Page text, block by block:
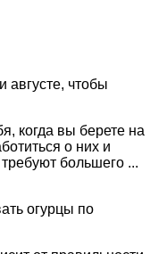
августе, чтобы
когда вы берете на
о них и
большего ...
огурцы по